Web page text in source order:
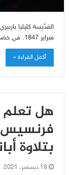
فبراير 1847. في خضم تأسيس رهبنتها عام 1867،…
أكمل القراءة »
هل تعلم
فرنسيس
بتلاوة
18 ديسمبر، 2021